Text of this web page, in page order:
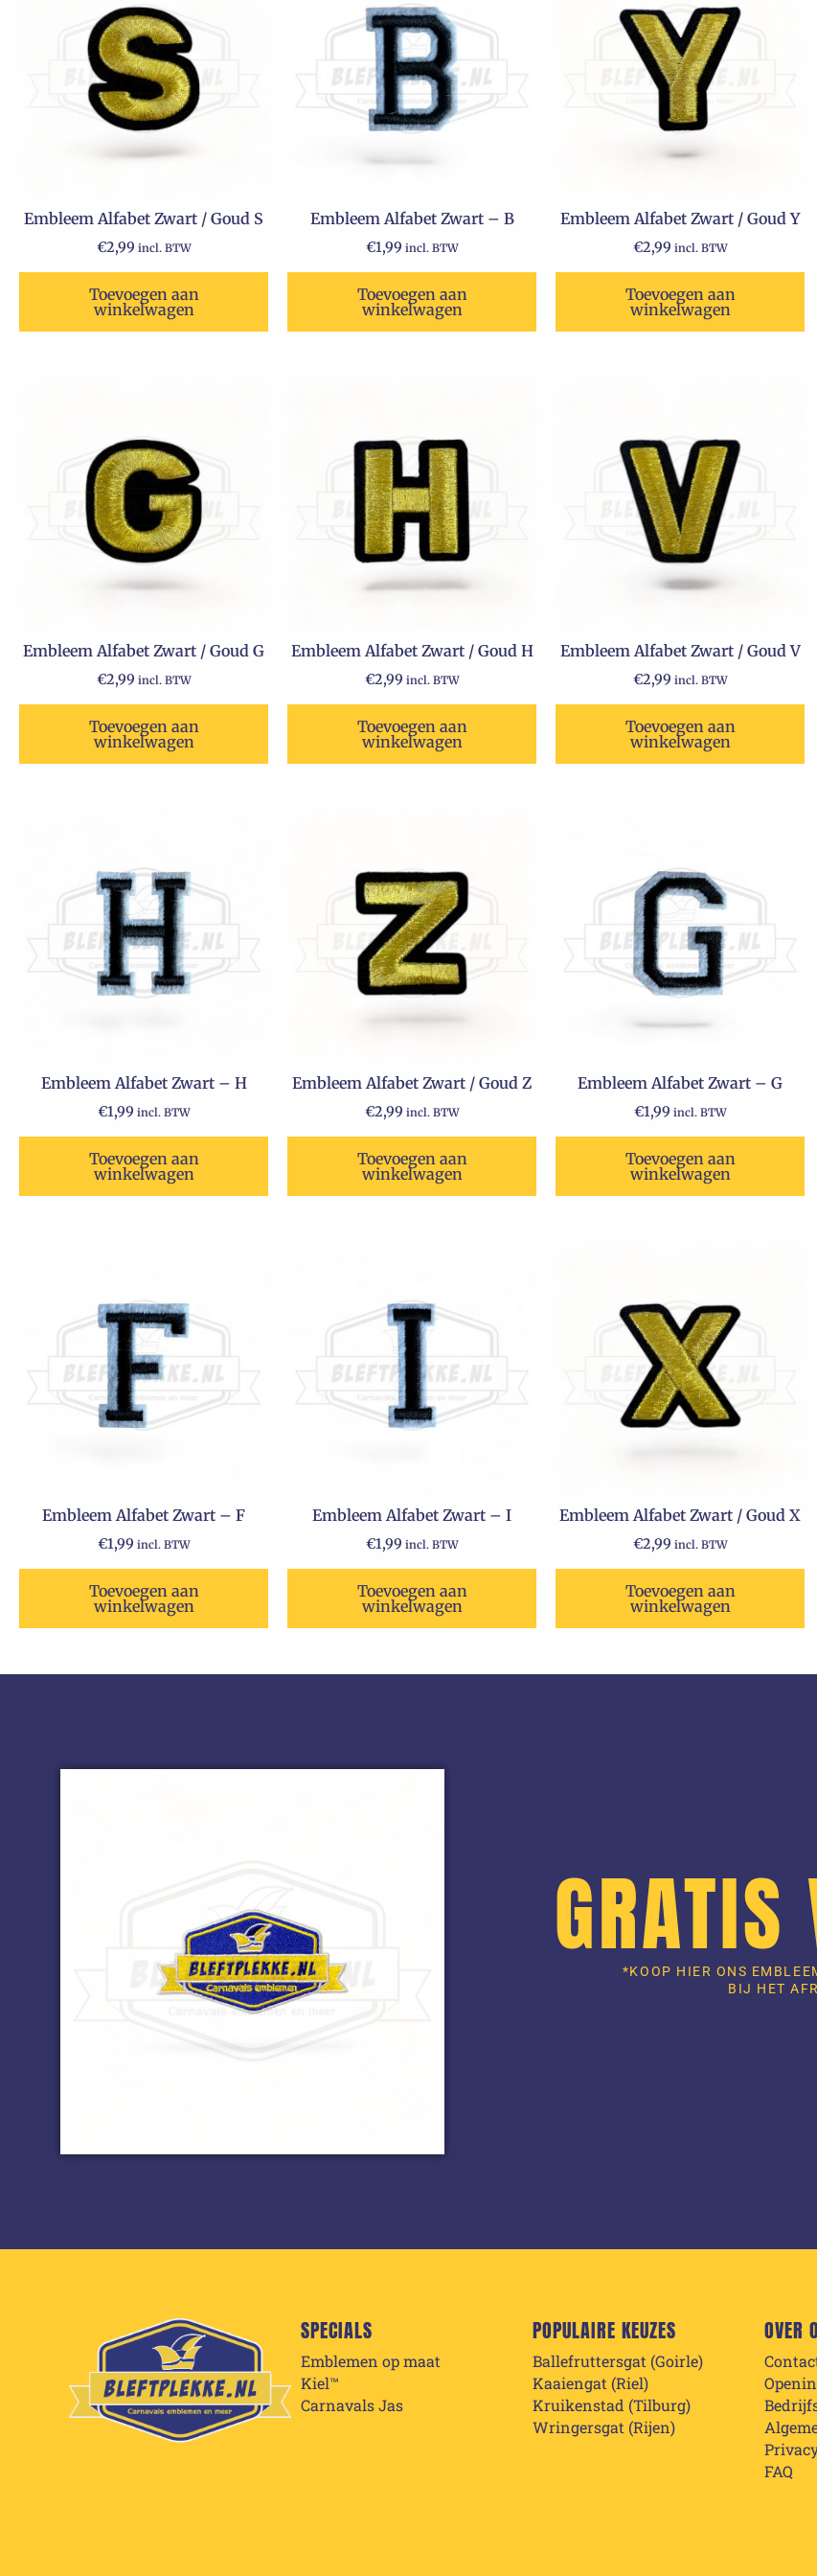
Embleem Alfabet Zwart / Goud S
€2,99 incl. BTW
Toevoegen aan
winkelwagen
Embleem Alfabet Zwart – B
€1,99 incl. BTW
Toevoegen aan
winkelwagen
Embleem Alfabet Zwart / Goud Y
€2,99 incl. BTW
Toevoegen aan
winkelwagen
Embleem Alfabet Zwart / Goud G
€2,99 incl. BTW
Toevoegen aan
winkelwagen
Embleem Alfabet Zwart / Goud H
€2,99 incl. BTW
Toevoegen aan
winkelwagen
Embleem Alfabet Zwart / Goud V
€2,99 incl. BTW
Toevoegen aan
winkelwagen
Embleem Alfabet Zwart – H
€1,99 incl. BTW
Toevoegen aan
winkelwagen
Embleem Alfabet Zwart / Goud Z
€2,99 incl. BTW
Toevoegen aan
winkelwagen
Embleem Alfabet Zwart – G
€1,99 incl. BTW
Toevoegen aan
winkelwagen
Embleem Alfabet Zwart – F
€1,99 incl. BTW
Toevoegen aan
winkelwagen
Embleem Alfabet Zwart – I
€1,99 incl. BTW
Toevoegen aan
winkelwagen
Embleem Alfabet Zwart / Goud X
€2,99 incl. BTW
Toevoegen aan
winkelwagen
*KOOP HIER ONS
BIJ HET
SPECIALS
Emblemen op maat
Kiel™
Carnavals Jas
POPULAIRE KEUZES
Ballefruttersgat (Goirle)
Kaaiengat (Riel)
Kruikenstad (Tilburg)
Wringersgat (Rijen)
OVER
FAQ